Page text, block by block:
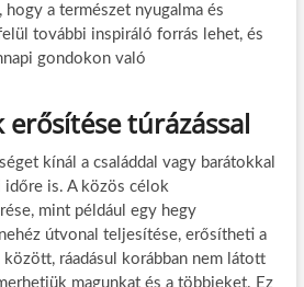
a természet nyugalma és
további inspiráló forrás lehet, és
gondokon való
erősítése túrázással
kínál a családdal vagy barátokkal
is. A közös célok
mint például egy hegy
útvonal teljesítése, erősítheti a
ráadásul korábban nem látott
magunkat és a többieket. Ez